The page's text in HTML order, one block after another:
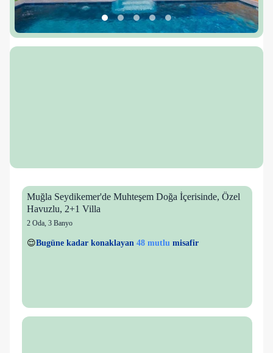
Muğla Seydikemer'de Muhteşem Doğa İçerisinde, Özel
Havuzlu, 2+1 Villa
2 Oda, 3 Banyo
👀Son 1 saatte25 kişigörüntüledi